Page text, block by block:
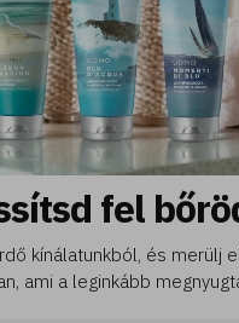
fel
kínálatunkból, és merülj
ami a leginkább